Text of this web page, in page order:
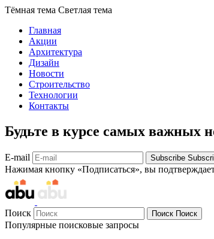
Тёмная тема Светлая тема
Главная
Акции
Архитектура
Дизайн
Новости
Строительство
Технологии
Контакты
Будьте в курсе самых важных
E-mail Subscribe
Нажимая кнопку «Подписаться», вы
Поиск Поиск Поиск
Популярные поисковые запросы